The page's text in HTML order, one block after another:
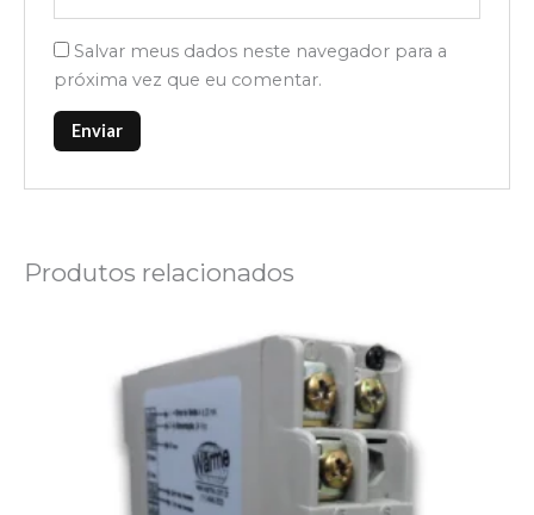
Salvar meus dados neste navegador para a
próxima vez que eu comentar.
Produtos relacionados